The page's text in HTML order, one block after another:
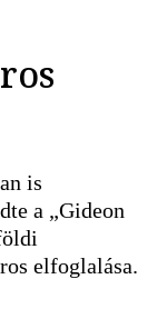
is
a „Gideon
elfoglalása.